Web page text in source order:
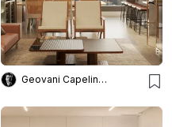
Geovani Capelina Arquitetura